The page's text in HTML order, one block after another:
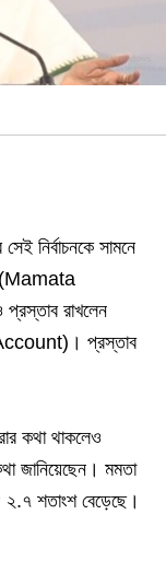
নির্বাচনকে সামনে
(Mamata
রাখলেন
Account)। প্রস্তাব
কথা থাকলেও
জানিয়েছেন। মমতা
২.৭ শতাংশ বেড়েছে।